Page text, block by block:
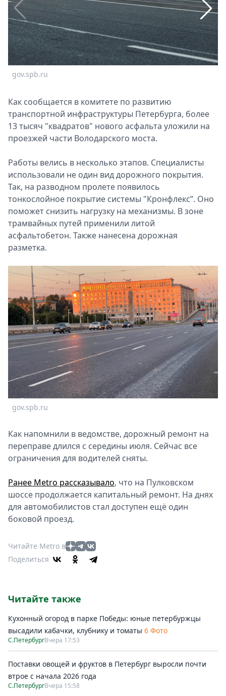
Стримы
Спецпроекты
Звезды
Выборы
2026
gov.spb.ru
Как сообщается в комитете по развитию
транспортной инфраструктуры Петербурга, более
13 тысяч "квадратов" нового асфальта уложили на
проезжей части Володарского моста.
Работы велись в несколько этапов. Специалисты
использовали не один вид дорожного покрытия.
Так, на разводном пролете появилось
тонкослойное покрытие системы "Кронфлекс”. Оно
поможет снизить нагрузку на механизмы. В зоне
трамвайных путей применили литой
асфальтобетон. Также нанесена дорожная
разметка.
gov.spb.ru
Как напомнили в ведомстве, дорожный ремонт на
переправе длился с середины июля. Сейчас все
ограничения для водителей сняты.
Ранее Metro рассказывало, что на Пулковском
шоссе продолжается капитальный ремонт. На днях
для автомобилистов стал доступен ещё один
боковой проезд.
Читайте Metro в
Поделиться
Читайте также
Кухонный огород в парке Победы: юные петербуржцы
высадили кабачки, клубнику и томаты 6 Фото
С.ПетербургВчера 17:53
Поставки овощей и фруктов в Петербург выросли почти
втрое с начала 2026 года
С.ПетербургВчера 15:58